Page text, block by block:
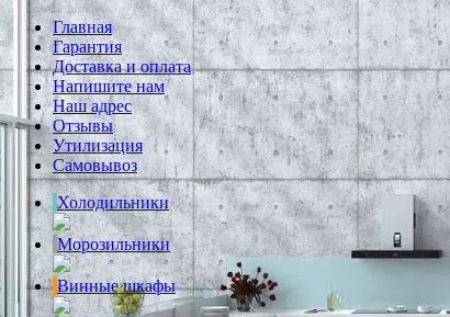
Главная
Гарантия
Доставка и оплата
Напишите нам
Наш адрес
Отзывы
Утилизация
Самовывоз
Холодильники
Морозильники
Винные шкафы